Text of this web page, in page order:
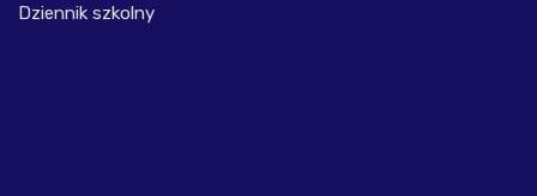
Dziennik szkolny